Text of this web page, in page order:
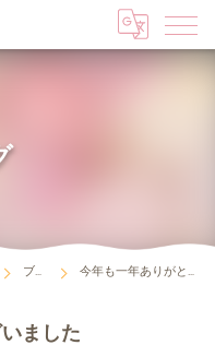
ブログ 今年も一年ありがとうございました
ました